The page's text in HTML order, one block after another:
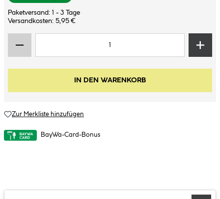
Paketversand: 1 - 3 Tage
Versandkosten: 5,95 €
IN DEN WARENKORB
Zur Merkliste hinzufügen
BayWa-Card-Bonus